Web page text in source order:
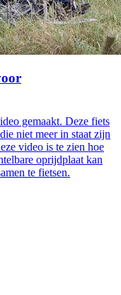
gemaakt. Deze fiets
niet meer in staat zijn
video is te zien hoe
oprijdplaat kan
te fietsen.